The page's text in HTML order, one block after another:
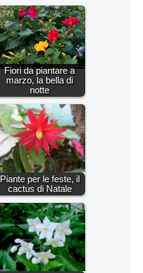
Fiori da piantare a
marzo, la bella di
notte
Piante per le feste, il
cactus di Natale